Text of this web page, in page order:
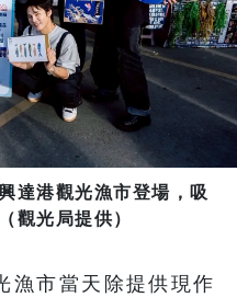
達港觀光漁市登場，吸
觀光局提供）
漁市當天除提供現作